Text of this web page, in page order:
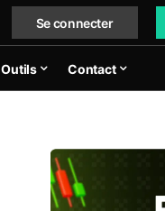
Se connecter
Outils Contact